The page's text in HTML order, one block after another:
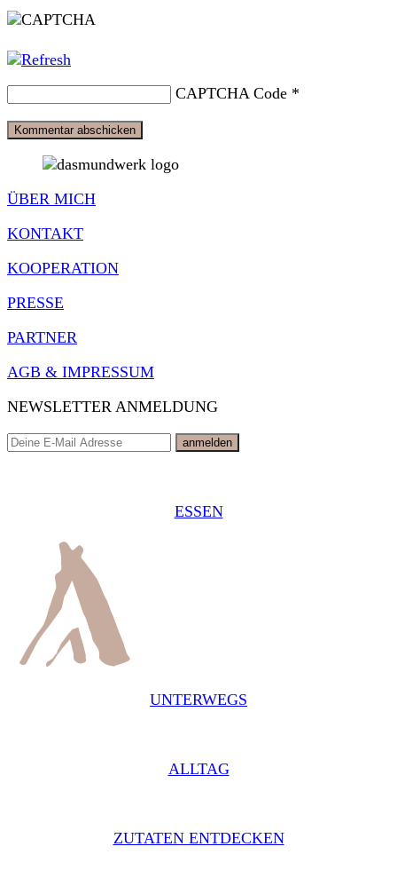
CAPTCHA Code *
ÜBER MICH
KONTAKT
KOOPERATION
PRESSE
PARTNER
AGB & IMPRESSUM
NEWSLETTER ANMELDUNG
ESSEN
UNTERWEGS
ALLTAG
ZUTATEN ENTDECKEN